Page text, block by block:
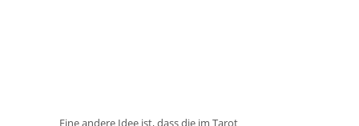
Eine andere Idee ist, dass die im Tarot